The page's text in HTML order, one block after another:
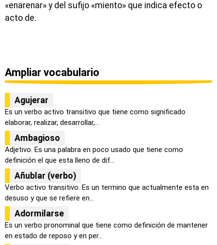
«enarenar» y del sufijo «miento» que indica efecto o
acto de.
Ampliar vocabulario
Agujerar
Es un verbo activo transitivo que tiene como significado
elaborar, realizar, desarrollar,...
Ambagioso
Adjetivo. Es una palabra en poco usado que tiene como
definición el que esta lleno de dif...
Añublar (verbo)
Verbo activo transitivo. Es un termino que actualmente esta en
desuso y que se refiere en...
Adormilarse
Es un verbo pronominal que tiene como definición de mantener
en estado de reposo y en per...